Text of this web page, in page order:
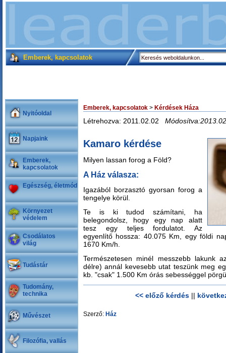
Emberek, kapcsolatok
Nyitóoldal
Napjaink
Emberek,
kapcsolatok
Egészség, életmód
Környezet
védelem
Csodálatos
világ
Tudástár
Tudomány,
technika
Művészet
Filozófia, vallás
Emberek, kapcsolatok > Kérdések Háza
Létrehozva: 2011.02.02
Kamaro kérdése
Milyen lassan forog a Föld?
A Ház válasza:
Igazából borzasztó gyorsan forog a
tengelye körül.
Te is ki tudod számítani, ha
belegondolsz, hogy egy nap alatt
tesz egy teljes fordulatot. Az
egyenlítő hossza: 40.075 Km, egy földi
1670 Km/h.
Természetesen minél messzebb lakunk
délre) annál kevesebb utat teszünk meg
kb. "csak" 1.500 Km órás sebességgel
<< előző kérdés||
Szerző: Ház